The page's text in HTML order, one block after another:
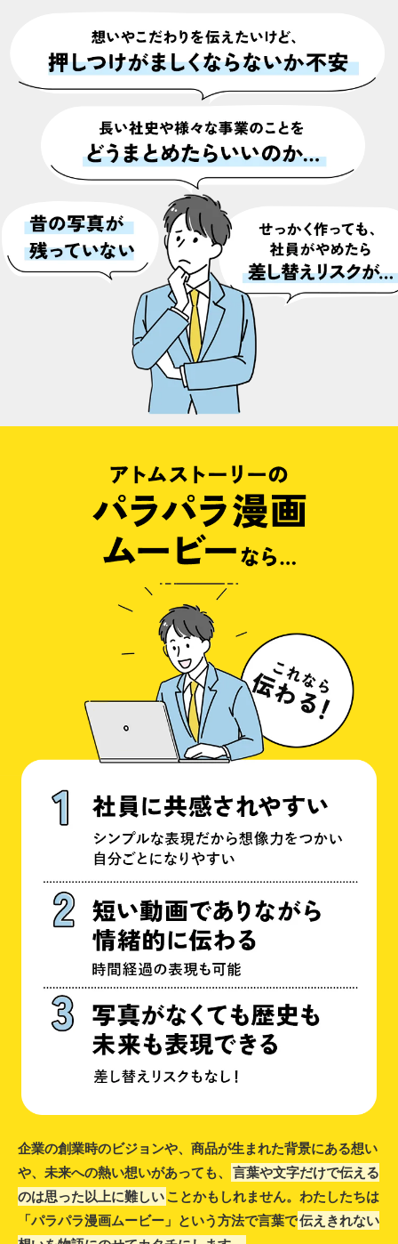
企業の創業時のビジョンや、商品が生まれた背景にある想い
や、未来への熱い想いがあっても、
言葉や文字だけで伝える
のは思った以上に難しいことかもしれません。わたしたちは
「パラパラ漫画ムービー」という方法で言葉で伝えきれない